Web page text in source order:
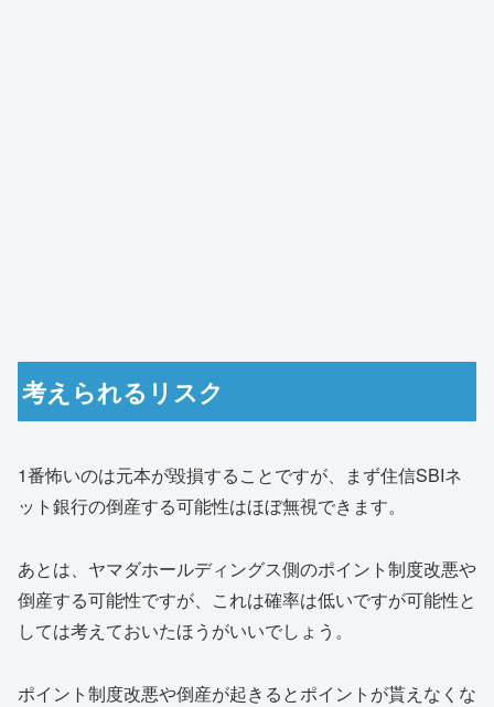
考えられるリスク
1番怖いのは元本が毀損することですが、まず住信SBIネ
ット銀行の倒産する可能性はほぼ無視できます。
あとは、ヤマダホールディングス側のポイント制度改悪や
倒産する可能性ですが、これは確率は低いですが可能性と
しては考えておいたほうがいいでしょう。
ポイント制度改悪や倒産が起きるとポイントが貰えなくな